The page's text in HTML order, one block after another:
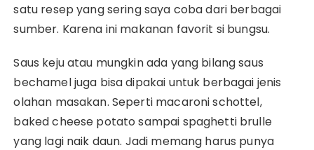
satu resep yang sering saya coba dari berbagai
sumber. Karena ini makanan favorit si bungsu.
Saus keju atau mungkin ada yang bilang saus
bechamel juga bisa dipakai untuk berbagai jenis
olahan masakan. Seperti macaroni schottel,
baked cheese potato sampai spaghetti brulle
yang lagi naik daun. Jadi memang harus punya